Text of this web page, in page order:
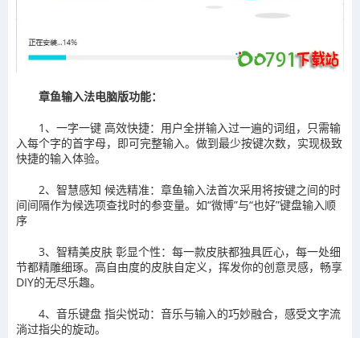
章鱼输入法电脑版功能：
1、一字一键 高效快捷：用户全拼输入过一遍的词组，只需输
入每个字的首字母，即可完整输入。做到最少按键次数，实现极致
快捷的输入体验。
2、智慧感知 候选精准：章鱼输入法首次采用将按键之间的时
间间隔作为候选项查找时的参变量。如“微博”与“也好”键盘输入顺
序
3、智精美皮肤 彰显个性：每一款皮肤都独具匠心，每一处细
节都精雕细琢。高自由度的皮肤自定义，挥发你的创意灵感，畅享
DIY的无尽乐趣。
4、音乐键盘 指尖悦动：音乐与输入的巧妙融合，感受文字流
淌过指尖的旋动。